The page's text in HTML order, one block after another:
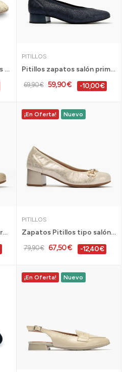
Zapatos de vestir Pitillos tacon bajo cómodo...
PITILLOS
Pitillos zapatos salón primavera con ribetes...
69,90 € 59,90 € -10,00 €
Zapatos Pitillos salón para mujer con tacón en...
¡En Oferta! Nuevo
PITILLOS
Zapatos Pitillos tipo salón ribete con adorno...
79,90 € 67,50 € -12,40 €
¡En Oferta! Nuevo